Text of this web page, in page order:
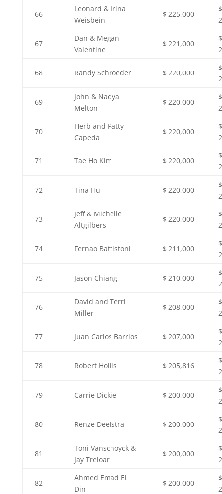
66
Leonard & Irina
Weisbein
$ 225,000
$
67
Dan & Megan
Valentine
$ 221,000
$
68 Randy Schroeder $ 220,000
$
69
John & Nadya
Melton
$ 220,000
$
70
Herb and Patty
Capeda
$ 220,000
$
71 Tae Ho Kim $ 220,000
$
72 Tina Hu $ 220,000
$
73
Jeff & Michelle
Altgilbers
$ 220,000
$
74 Fernao Battistoni $ 211,000
$
75 Jason Chiang $ 210,000
$
76
David and Terri
Miller
$ 208,000
$
77 Juan Carlos Barrios $ 207,000
$
78 Robert Hollis $ 205,816
$
79 Carrie Dickie $ 200,000
$
80 Renze Deelstra $ 200,000
$
81
Toni Vanschoyck &
Jay Treloar
$ 200,000
$
82
Ahmed Emad El
Din
$ 200,000
$